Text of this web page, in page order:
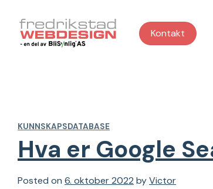
content
Kontakt
KUNNSKAPSDATABASE
Hva er Google
Posted on 6. oktober 2022 byVictor